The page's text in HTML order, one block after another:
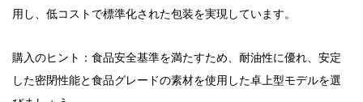
用し、低コストで標準化された包装を実現しています。
購入のヒント：食品安全基準を満たすため、耐油性に優れ、安定
した密閉性能と食品グレードの素材を使用した卓上型モデルを選